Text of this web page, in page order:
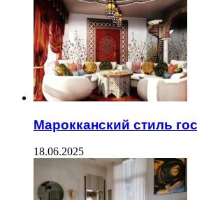
Марокканский стиль
18.06.2025